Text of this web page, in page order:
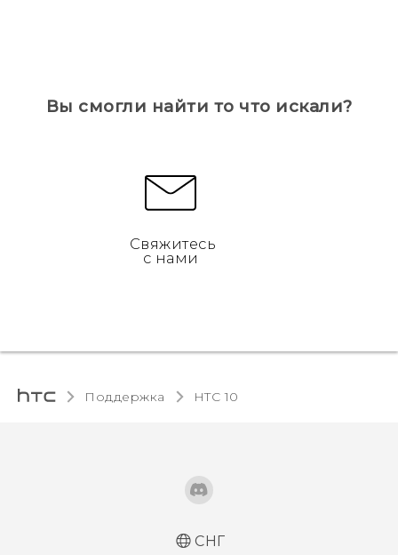
Вы смогли найти то что искали?
Свяжитесь
с нами
Поддержка HTC 10‎
СНГ